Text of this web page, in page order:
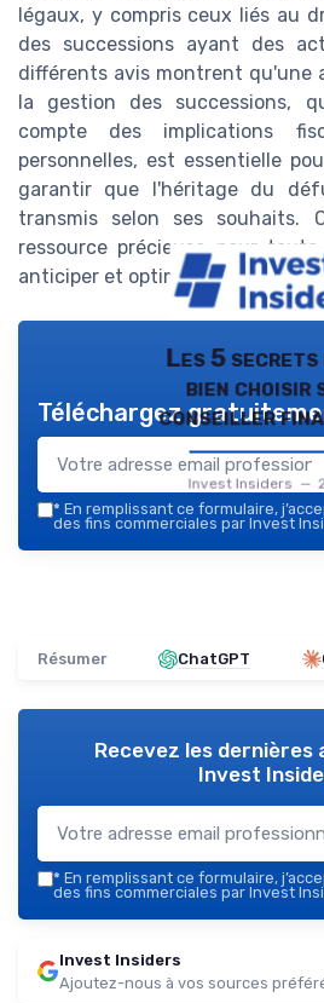
légaux, y compris ceux liés au
des successions ayant des
différents avis montrent qu'une
la gestion des successions,
compte des implications
personnelles, est essentielle
garantir que l'héritage du
transmis selon ses souhaits.
ressource précieuse pour
anticiper et optimiser la gestion
Les 5 secrets
bien choisir
conseiller
Invest Insiders —
Téléchargez
* En remplissant ce formulaire,
des fins commerciales par Invest
Résumer ChatGPT
Recevez les dernières
Invest
* En remplissant ce formulaire,
des fins commerciales par Invest
Invest Insiders
Ajoutez-nous à vos sources